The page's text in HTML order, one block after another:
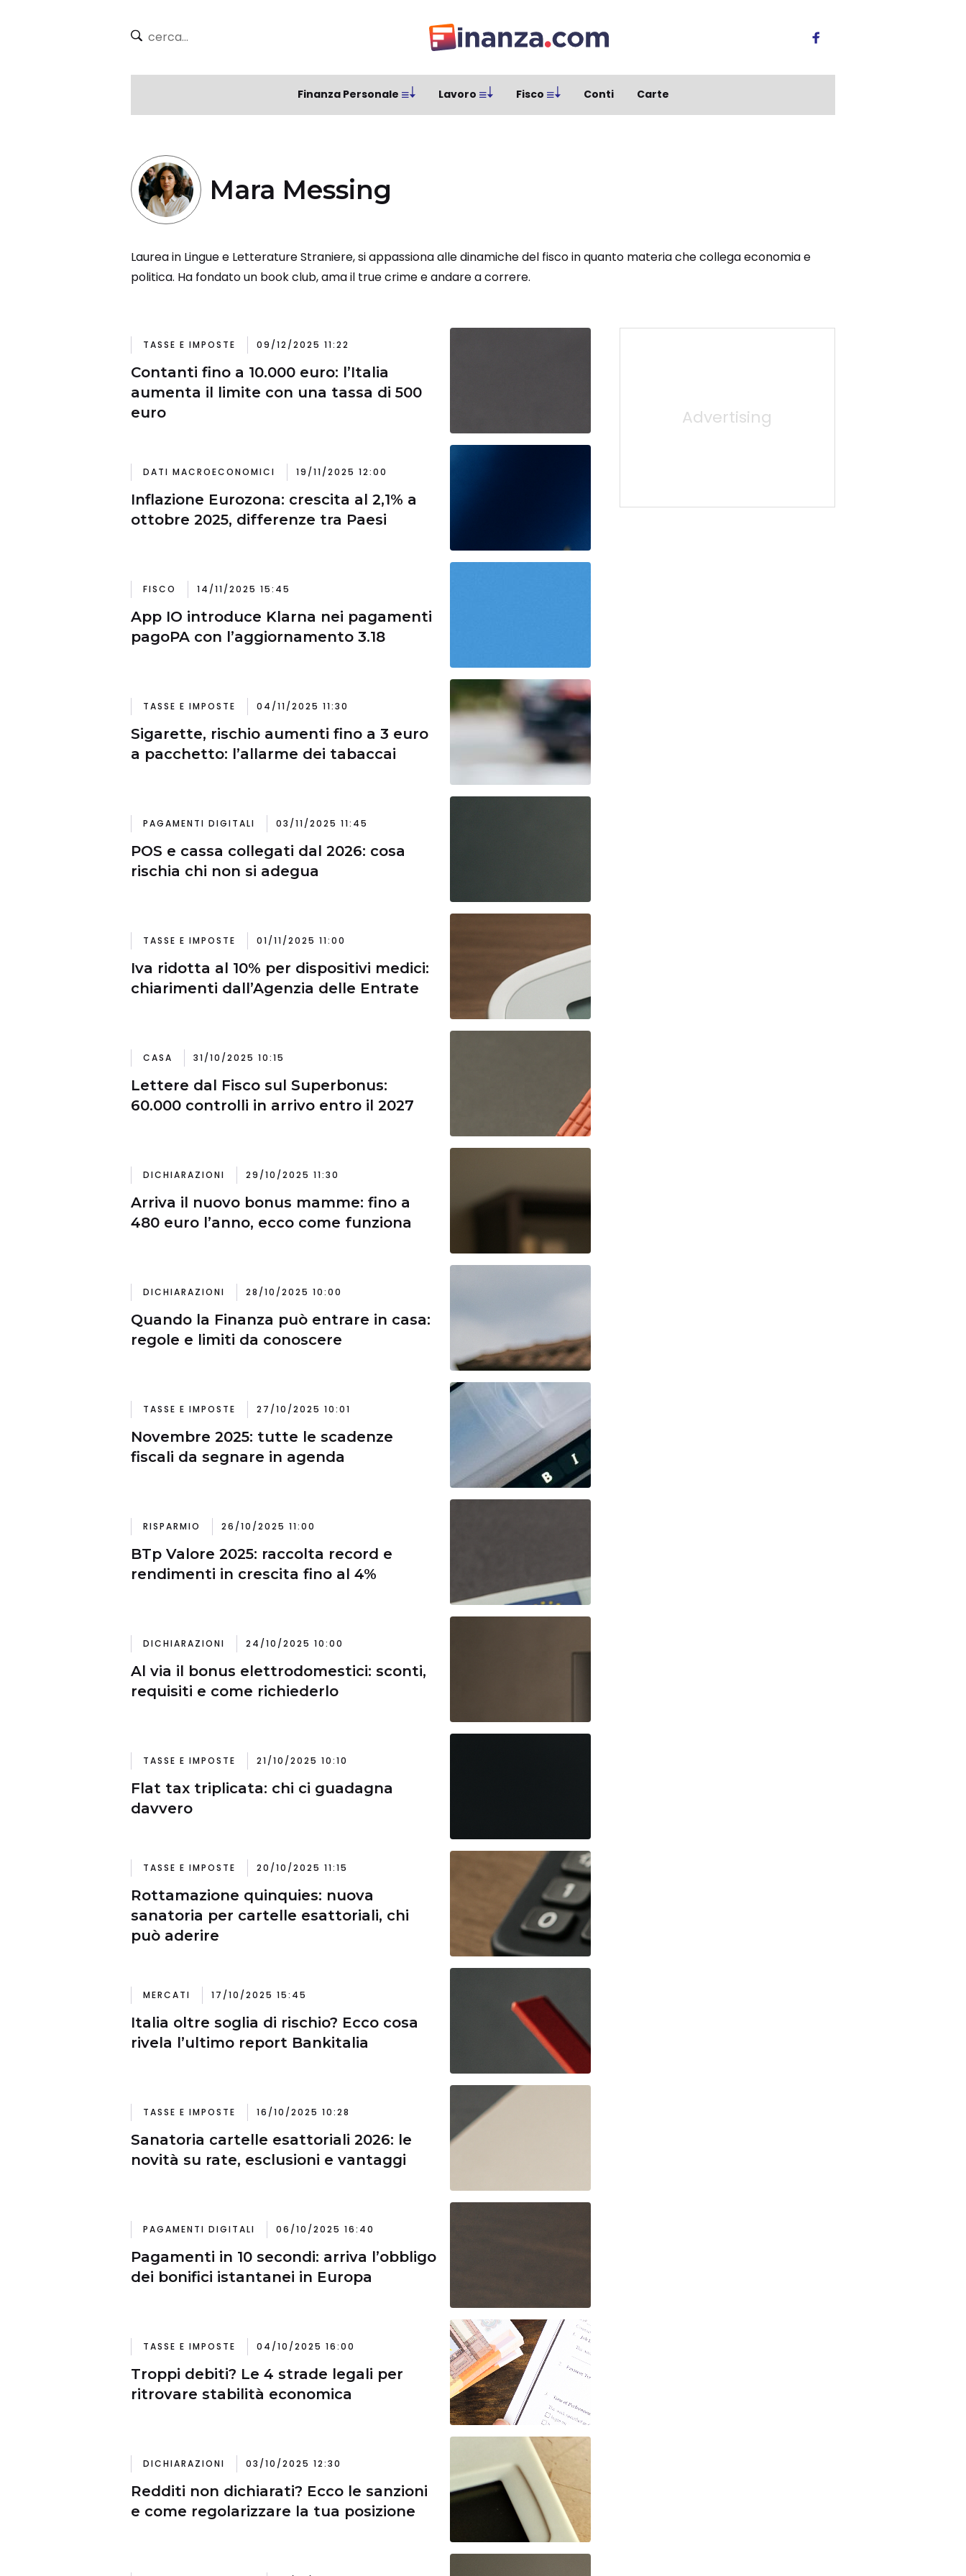
Finanza Personale Lavoro Fisco Conti Carte
Mara Messing
Laurea in Lingue e Letterature Straniere, si appassiona alle dinamiche del fisco in quanto materia che collega economia e
politica. Ha fondato un book club, ama il true crime e andare a correre.
TASSE E IMPOSTE 09/12/2025 11:22
Contanti fino a 10.000 euro: l’Italia
aumenta il limite con una tassa di 500
euro
DATI MACROECONOMICI 19/11/2025 12:00
Inflazione Eurozona: crescita al 2,1% a
ottobre 2025, differenze tra Paesi
FISCO 14/11/2025 15:45
App IO introduce Klarna nei pagamenti
pagoPA con l’aggiornamento 3.18
TASSE E IMPOSTE 04/11/2025 11:30
Sigarette, rischio aumenti fino a 3 euro
a pacchetto: l’allarme dei tabaccai
PAGAMENTI DIGITALI 03/11/2025 11:45
POS e cassa collegati dal 2026: cosa
rischia chi non si adegua
TASSE E IMPOSTE 01/11/2025 11:00
Iva ridotta al 10% per dispositivi medici:
chiarimenti dall’Agenzia delle Entrate
CASA 31/10/2025 10:15
Lettere dal Fisco sul Superbonus:
60.000 controlli in arrivo entro il 2027
DICHIARAZIONI 29/10/2025 11:30
Arriva il nuovo bonus mamme: fino a
480 euro l’anno, ecco come funziona
DICHIARAZIONI 28/10/2025 10:00
Quando la Finanza può entrare in casa:
regole e limiti da conoscere
TASSE E IMPOSTE 27/10/2025 10:01
Novembre 2025: tutte le scadenze
fiscali da segnare in agenda
RISPARMIO 26/10/2025 11:00
BTp Valore 2025: raccolta record e
rendimenti in crescita fino al 4%
DICHIARAZIONI 24/10/2025 10:00
Al via il bonus elettrodomestici: sconti,
requisiti e come richiederlo
TASSE E IMPOSTE 21/10/2025 10:10
Flat tax triplicata: chi ci guadagna
davvero
TASSE E IMPOSTE 20/10/2025 11:15
Rottamazione quinquies: nuova
sanatoria per cartelle esattoriali, chi
può aderire
MERCATI 17/10/2025 15:45
Italia oltre soglia di rischio? Ecco cosa
rivela l’ultimo report Bankitalia
TASSE E IMPOSTE 16/10/2025 10:28
Sanatoria cartelle esattoriali 2026: le
novità su rate, esclusioni e vantaggi
PAGAMENTI DIGITALI 06/10/2025 16:40
Pagamenti in 10 secondi: arriva l’obbligo
dei bonifici istantanei in Europa
TASSE E IMPOSTE 04/10/2025 16:00
Troppi debiti? Le 4 strade legali per
ritrovare stabilità economica
DICHIARAZIONI 03/10/2025 12:30
Redditi non dichiarati? Ecco le sanzioni
e come regolarizzare la tua posizione